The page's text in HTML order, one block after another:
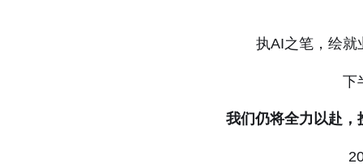
执AI之笔，绘就
下
我们仍将全力以赴，